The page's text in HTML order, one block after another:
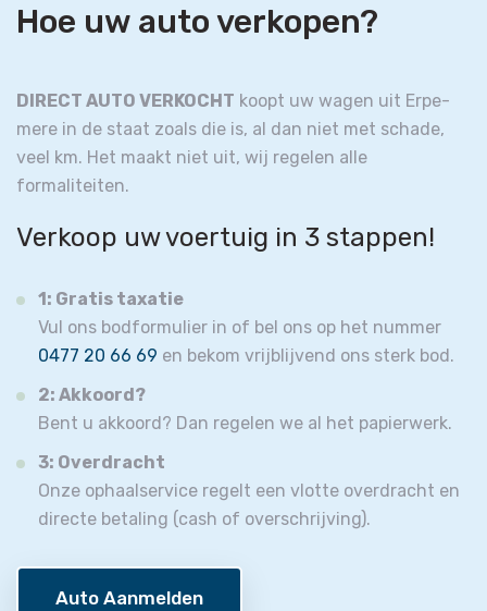
Hoe uw auto verkopen?
DIRECT AUTO VERKOCHT koopt uw wagen uit Erpe-
mere in de staat zoals die is, al dan niet met schade,
veel km. Het maakt niet uit, wij regelen alle
formaliteiten.
Verkoop uw voertuig in 3 stappen!
1: Gratis taxatie
Vul ons bodformulier in of bel ons op het nummer
0477 20 66 69 en bekom vrijblijvend ons sterk bod.
2: Akkoord?
Bent u akkoord? Dan regelen we al het papierwerk.
3: Overdracht
Onze ophaalservice regelt een vlotte overdracht en
directe betaling (cash of overschrijving).
Auto Aanmelden